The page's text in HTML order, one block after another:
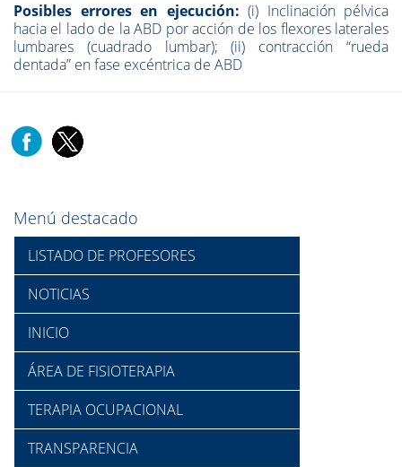
Posibles errores en ejecución: (i) Inclinación pélvica
hacia el lado de la ABD por acción de los flexores laterales
lumbares (cuadrado lumbar); (ii) contracción “rueda
dentada” en fase excéntrica de ABD
Menú destacado
LISTADO DE PROFESORES
NOTICIAS
INICIO
ÁREA DE FISIOTERAPIA
TERAPIA OCUPACIONAL
TRANSPARENCIA